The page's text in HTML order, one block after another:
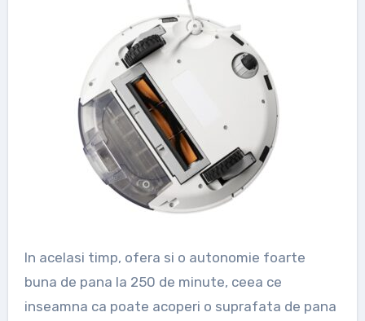
In acelasi timp, ofera si o autonomie foarte
buna de pana la 250 de minute, ceea ce
inseamna ca poate acoperi o suprafata de pana